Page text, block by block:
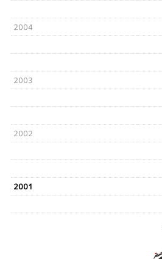
2004
2003
2002
2001